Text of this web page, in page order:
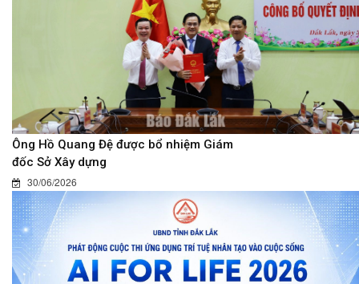
Ông Hồ Quang Đệ được bổ nhiệm Giám
đốc Sở Xây dựng
30/06/2026